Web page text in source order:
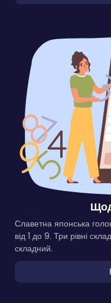
Славетна японська
від 1 до 9. Три рівні
складний.